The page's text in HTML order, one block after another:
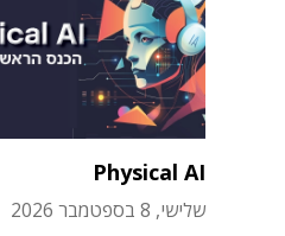
Physical AI
שלישי, 8 בספטמבר 2026